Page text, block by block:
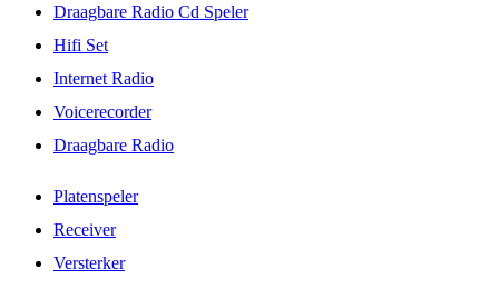
Draagbare Radio Cd Speler
Hifi Set
Internet Radio
Voicerecorder
Draagbare Radio
Platenspeler
Receiver
Versterker